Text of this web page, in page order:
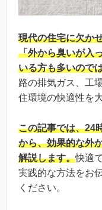
現代の住宅に欠か
「外から臭いが入
いる方も多いので
路の排気ガス、工
住環境の快適性を
この記事では、24
から、効果的な外
解説します。快適
実践的な方法をお
ください。